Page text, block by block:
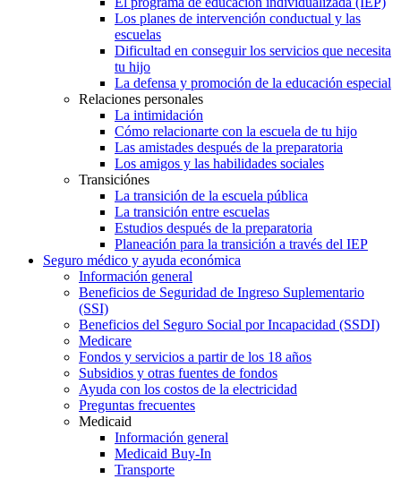
Los planes de intervención conductual y las
escuelas
Dificultad en conseguir los servicios que necesita
tu hijo
La defensa y promoción de la educación especial
Relaciones personales
La intimidación
Cómo relacionarte con la escuela de tu hijo
Las amistades después de la preparatoria
Los amigos y las habilidades sociales
Transiciónes
La transición de la escuela pública
La transición entre escuelas
Estudios después de la preparatoria
Planeación para la transición a través del IEP
Seguro médico y ayuda económica
Información general
Beneficios de Seguridad de Ingreso Suplementario
(SSI)
Beneficios del Seguro Social por Incapacidad (SSDI)
Medicare
Fondos y servicios a partir de los 18 años
Subsidios y otras fuentes de fondos
Ayuda con los costos de la electricidad
Preguntas frecuentes
Medicaid
Información general
Medicaid Buy-In
Transporte